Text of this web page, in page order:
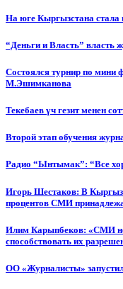
На юге Кыргызстана стала
“Деньги и Власть” власть
Состоялся турнир по мини
М.Эшимканова
Текебаев үч гезит менен
Второй этап обучения
Радио “Ынтымак”: “Все
Игорь Шестаков: В
процентов СМИ
Илим Карыпбеков: «СМИ
способствовать их
ОО «Журналисты»